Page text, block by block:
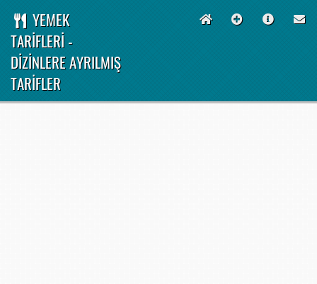
YEMEK
TARİFLERİ -
DİZİNLERE AYRILMIŞ
TARİFLER